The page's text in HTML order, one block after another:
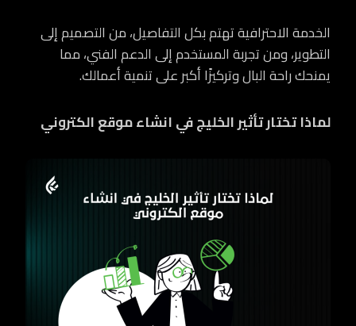
الخدمة الاحترافية تهتم بكل التفاصيل، من التصميم إلى
التطوير، ومن تجربة المستخدم إلى الدعم الفني، مما
يمنحك راحة البال وتركيزًا أكبر على تنمية أعمالك.
لماذا تختار تأثير الخليج في انشاء موقع الكتروني